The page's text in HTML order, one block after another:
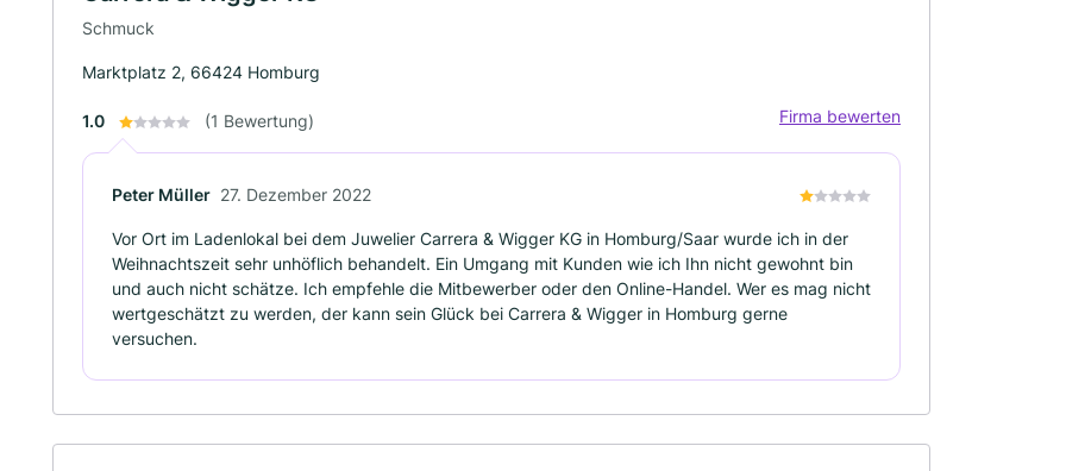
Schmuck
Marktplatz 2, 66424 Homburg
1.0 (1 Bewertung) Firma bewerten
Peter Müller 27. Dezember 2022
Vor Ort im Ladenlokal bei dem Juwelier Carrera & Wigger KG in Homburg/Saar wurde ich in der
Weihnachtszeit sehr unhöflich behandelt. Ein Umgang mit Kunden wie ich Ihn nicht gewohnt bin
und auch nicht schätze. Ich empfehle die Mitbewerber oder den Online-Handel. Wer es mag nicht
wertgeschätzt zu werden, der kann sein Glück bei Carrera & Wigger in Homburg gerne
versuchen.